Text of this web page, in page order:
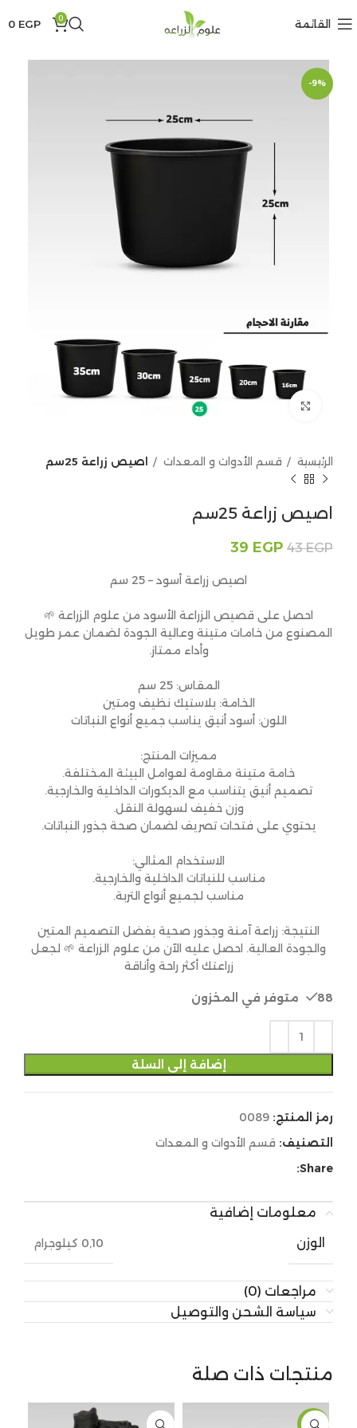
القائمة 0
0 EGP
-9%
Click to enlarge
الرئيسية قسم الأدوات و المعدات اصيص زراعة 25سم
اصيص زراعة 25سم
43EGP
39 EGP
اصيص زراعة أسود – 25 سم
احصل على قصيص الزراعة الأسود من علوم الزراعة 🌱
المصنوع من خامات متينة وعالية الجودة لضمان عمر طويل
وأداء ممتاز.
المقاس: 25 سم
الخامة: بلاستيك نظيف ومتين
اللون: أسود أنيق يناسب جميع أنواع النباتات
مميزات المنتج:
خامة متينة مقاومة لعوامل البيئة المختلفة.
تصميم أنيق يتناسب مع الديكورات الداخلية والخارجية.
وزن خفيف لسهولة النقل.
يحتوي على فتحات تصريف لضمان صحة جذور النباتات.
الاستخدام المثالي:
مناسب للنباتات الداخلية والخارجية.
مناسب لجميع أنواع التربة.
النتيجة: زراعة آمنة وجذور صحية بفضل التصميم المتين
والجودة العالية. احصل عليه الآن من علوم الزراعة 🌱 لجعل
زراعتك أكثر راحة وأناقة
88 متوفر في المخزون
إضافة إلى السلة
رمز المنتج: 0089
التصنيف: قسم الأدوات و المعدات
Share:
معلومات إضافية
الوزن
0,10 كيلوجرام
مراجعات (0)
سياسة الشحن والتوصيل
منتجات ذات صلة
-15%